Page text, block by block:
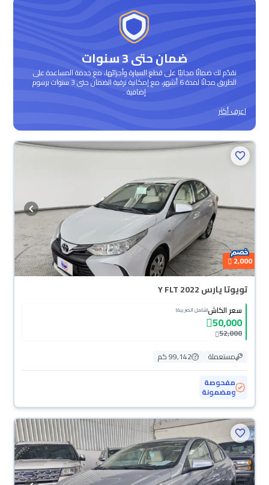
ضمان حتى 3 سنوات
نقدّم لك ضمانًا مجانيًا على قطع السيارة وأجزائها، مع خدمة المساعدة على
الطريق مجانًا لمدة 6 أشهر، مع إمكانية ترقية الضمان حتى 3 سنوات برسوم
إضافية .
اعرف أكثر
2,000
تويوتا يارس Y FLT 2022
سعر الكاش(شامل الضريبة)
50,000
52,000
مستعملة
99,142 كم
مفحوصة
ومضمونة